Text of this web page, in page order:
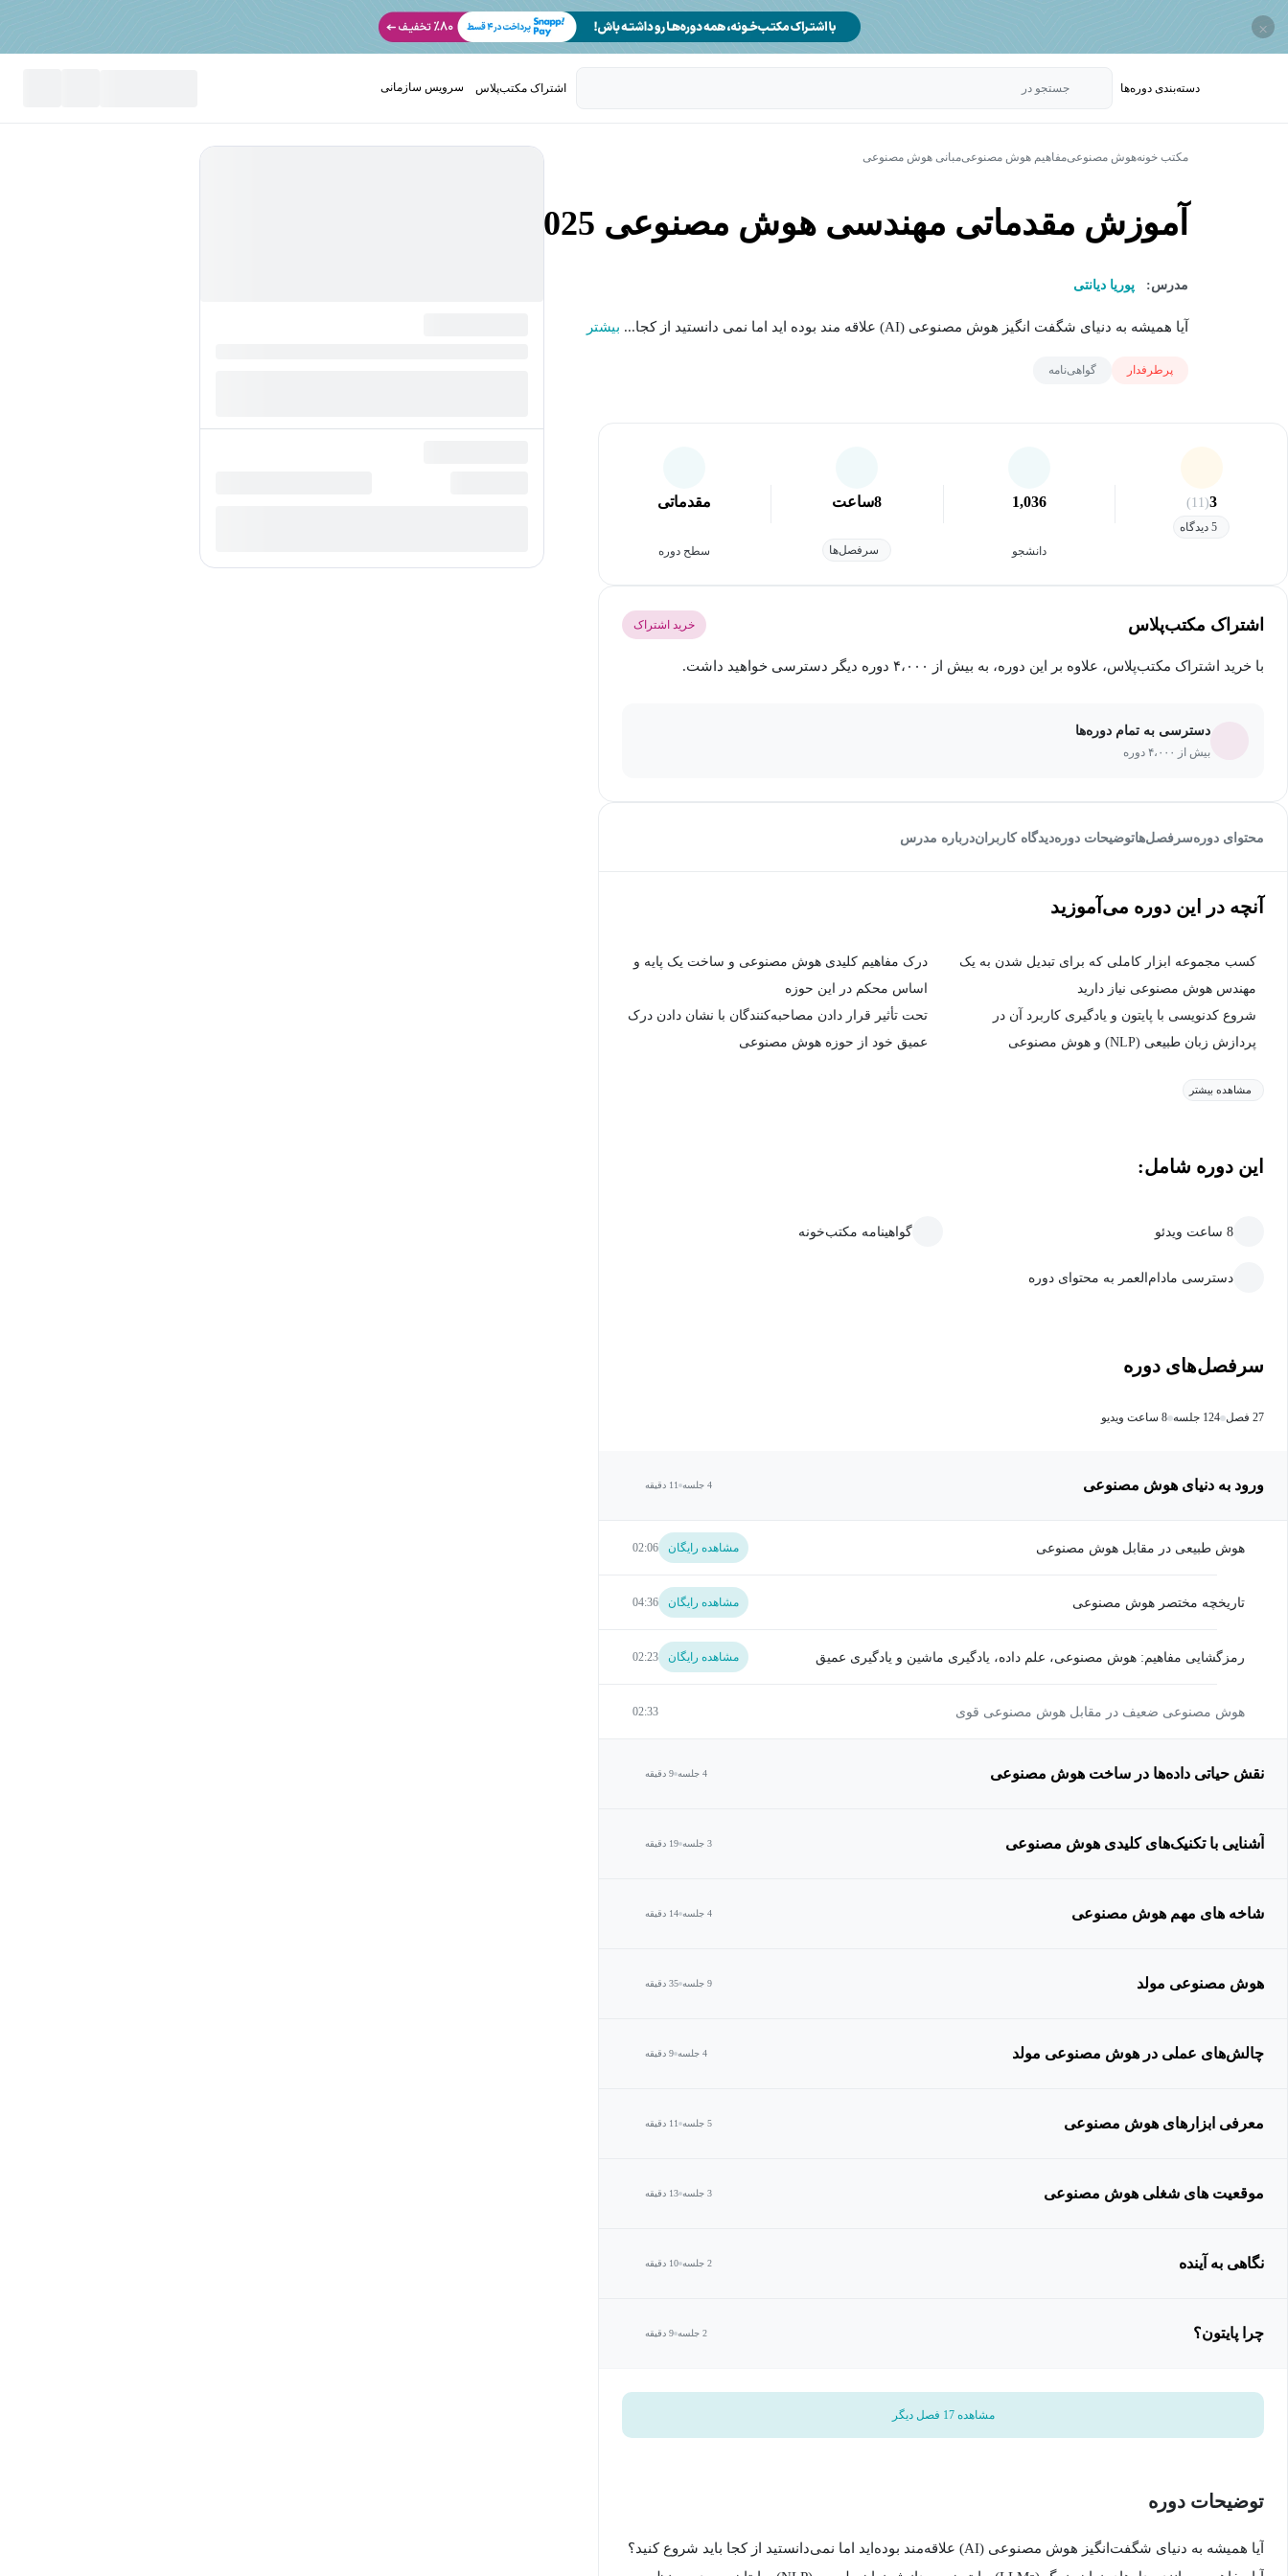
×
دسته‌بندی‌ دوره‌ها جستجو در اشتراک مکتب‌پلاس سرویس سازمانی
مکتب خونههوش مصنوعیمفاهیم هوش مصنوعیمبانی هوش مصنوعی
آموزش مقدماتی مهندسی هوش مصنوعی 2025
مدرس: پوریا دیانتی
آیا همیشه به دنیای شگفت انگیز هوش مصنوعی (AI) علاقه مند بوده اید اما نمی دانستید از کجا... بیشتر
پرطرفدار گواهی‌نامه
3
(11)
5 دیدگاه
1,036
دانشجو
8ساعت
سرفصل‌ها
مقدماتی
سطح دوره
اشتراک مکتب‌پلاس خرید اشتراک
با خرید اشتراک مکتب‌پلاس، علاوه بر این دوره، به بیش از ۴،۰۰۰ دوره دیگر دسترسی خواهید داشت.
دسترسی به تمام دوره‌ها
بیش از ۴،۰۰۰ دوره
محتوای دورهسرفصل‌هاتوضیحات دورهدیدگاه کاربراندرباره مدرس
آنچه در این دوره می‌آموزید
کسب مجموعه ابزار کاملی که برای تبدیل شدن به یک
مهندس هوش مصنوعی نیاز دارید
درک مفاهیم کلیدی هوش مصنوعی و ساخت یک پایه و
اساس محکم در این حوزه
شروع کدنویسی با پایتون و یادگیری کاربرد آن در
پردازش زبان طبیعی (NLP) و هوش مصنوعی
تحت تأثیر قرار دادن مصاحبه‌کنندگان با نشان دادن درک
عمیق خود از حوزه هوش مصنوعی
مشاهده بیشتر
این دوره شامل:
8 ساعت ویدئو گواهینامه مکتب‌خونه
دسترسی مادام‌العمر به محتوای دوره
سرفصل‌های دوره
27 فصل 124 جلسه 8 ساعت ویدیو
ورود به دنیای هوش مصنوعی 4 جلسه 11 دقیقه
هوش طبیعی در مقابل هوش مصنوعی مشاهده رایگان 02:06
تاریخچه مختصر هوش مصنوعی مشاهده رایگان 04:36
رمزگشایی مفاهیم: هوش مصنوعی، علم داده، یادگیری ماشین و یادگیری عمیق مشاهده رایگان 02:23
هوش مصنوعی ضعیف در مقابل هوش مصنوعی قوی 02:33
نقش حیاتی داده‌ها در ساخت هوش مصنوعی 4 جلسه 9 دقیقه
آشنایی با تکنیک‌های کلیدی هوش مصنوعی 3 جلسه 19 دقیقه
شاخه های مهم هوش مصنوعی 4 جلسه 14 دقیقه
هوش مصنوعی مولد 9 جلسه 35 دقیقه
چالش‌های عملی در هوش مصنوعی مولد 4 جلسه 9 دقیقه
معرفی ابزارهای هوش مصنوعی 5 جلسه 11 دقیقه
موقعیت های شغلی هوش مصنوعی 3 جلسه 13 دقیقه
نگاهی به آینده 2 جلسه 10 دقیقه
چرا پایتون؟ 2 جلسه 9 دقیقه
مشاهده 17 فصل دیگر
توضیحات دوره
آیا همیشه به دنیای شگفت‌انگیز هوش مصنوعی (AI) علاقه‌مند بوده‌اید اما نمی‌دانستید از کجا باید شروع کنید؟